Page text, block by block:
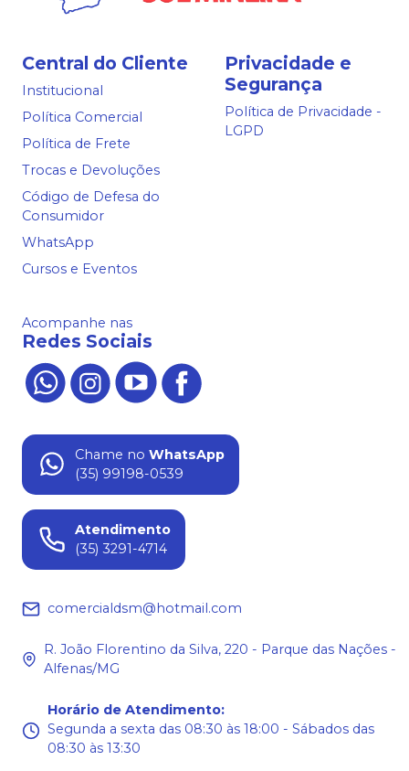
Central do Cliente
Institucional
Política Comercial
Política de Frete
Trocas e Devoluções
Código de Defesa do
Consumidor
WhatsApp
Cursos e Eventos
Privacidade e
Segurança
Política de Privacidade -
LGPD
Acompanhe nas
Redes Sociais
Chame no WhatsApp
(35) 99198-0539
Atendimento
(35) 3291-4714
comercialdsm@hotmail.com
R. João Florentino da Silva, 220 - Parque das Nações -
Alfenas/MG
Horário de Atendimento:
Segunda a sexta das 08:30 às 18:00 - Sábados das
08:30 às 13:30